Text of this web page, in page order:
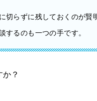
切らずに残しておくのが賢
するのも一つの手です。
？